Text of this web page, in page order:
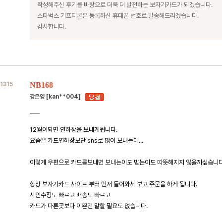
작성해주신 후기를 바탕으로 더욱 더 발전하는 보자기카드가 되겠습니다.
스타벅스 기프티콘은 등록하신 휴대폰 번호로 발송해드리겠습니다.
감사합니다.
1315 NB168
강은영 [kan**004]
12월이되면 연하장을 보내게됩니다.
요즘은 카드연하장보단 sns로 많이 보내는데...
이렇게 우편으로 카드를보내면 보내는이도 받는이도 따뜻해지지 않을까싶습니
항상 보자기카드 사이트 부터 먼저 들어와서 보고 주문을 하게 됩니다.
시안수정도 빠르고 배송도 빠르고
카드가 다른곳보다 이쁜건 말할 필요도 없습니다.